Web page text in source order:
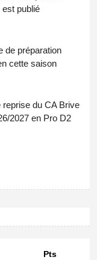
publié
de préparation
cette saison
du CA Brive
2027 en Pro D2
Pts